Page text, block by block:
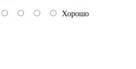
Хорошо